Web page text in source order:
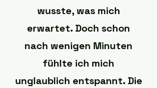
wusste, was mich
erwartet. Doch schon
nach wenigen Minuten
fühlte ich mich
unglaublich entspannt. Die